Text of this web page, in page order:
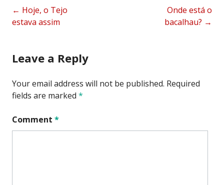
Post
navigation
← Hoje, o Tejo
estava assim
Onde está o
bacalhau? →
Leave a Reply
Your email address will not be published. Required
fields are marked *
Comment *